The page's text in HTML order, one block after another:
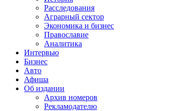
Расследования
Аграрный сектор
Экономика и бизнес
Православие
Аналитика
Интервью
Бизнес
Авто
Афиша
Об издании
Архив номеров
Рекламодателю